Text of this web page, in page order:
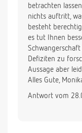
betrachten
nichts auftritt,
besteht
es tut Ihnen
Defiziten zu
Aussage aber
Alles Gute,
Antwort vom